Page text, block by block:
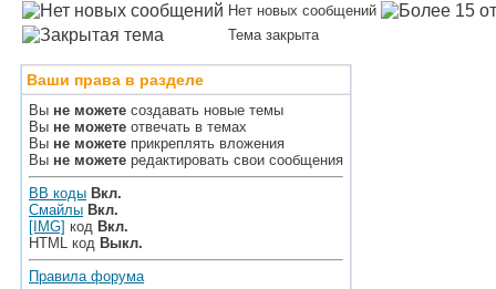
Нет новых сообщений
Тема закрыта
Ваши права в разделе
Вы не можете создавать новые темы
Вы не можете отвечать в темах
Вы не можете прикреплять вложения
Вы не можете редактировать свои сообщения
BB коды Вкл.
Смайлы Вкл.
[IMG] код Вкл.
HTML код Выкл.
Правила форума